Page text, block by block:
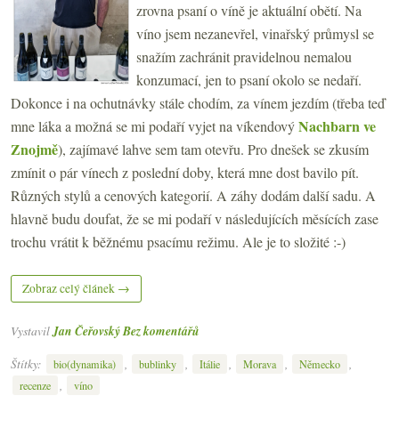
zrovna psaní o víně je aktuální obětí. Na
víno jsem nezanevřel, vinařský průmysl se
snažím zachránit pravidelnou nemalou
konzumací, jen to psaní okolo se nedaří.
Dokonce i na ochutnávky stále chodím, za vínem jezdím (třeba teď
mne láka a možná se mi podaří vyjet na víkendovýNachbarn ve
Znojmě), zajímavé lahve sem tam otevřu. Pro dnešek se zkusím
zmínit o pár vínech z poslední doby, která mne dost bavilo pít.
Různých stylů a cenových kategorií. A záhy dodám další sadu. A
hlavně budu doufat, že se mi podaří v následujících měsících zase
trochu vrátit k běžnému psacímu režimu. Ale je to složité :-)
Zobraz celý článek →
VystavilJan ČeřovskýBez komentářů
Štítky:
bio(dynamika) , bublinky , Itálie , Morava , Německo ,
recenze , víno